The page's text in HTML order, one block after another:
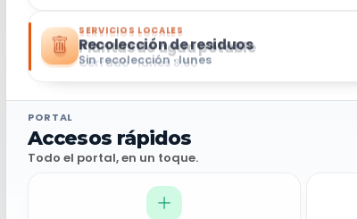
SERVICIOS LOCALES
Plantas de agua potable
Cerrado · lunes 8:00
PORTAL
Accesos rápidos
Todo el portal, en un toque.